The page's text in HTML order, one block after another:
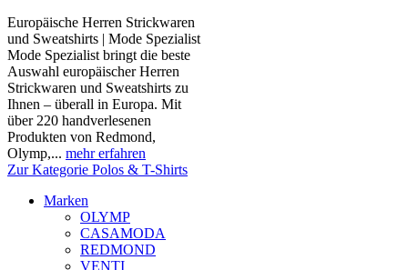
Europäische Herren Strickwaren
und Sweatshirts | Mode Spezialist
Mode Spezialist bringt die beste
Auswahl europäischer Herren
Strickwaren und Sweatshirts zu
Ihnen – überall in Europa. Mit
über 220 handverlesenen
Produkten von Redmond,
Olymp,... mehr erfahren
Zur Kategorie Polos & T-Shirts
Marken
OLYMP
CASAMODA
REDMOND
VENTI